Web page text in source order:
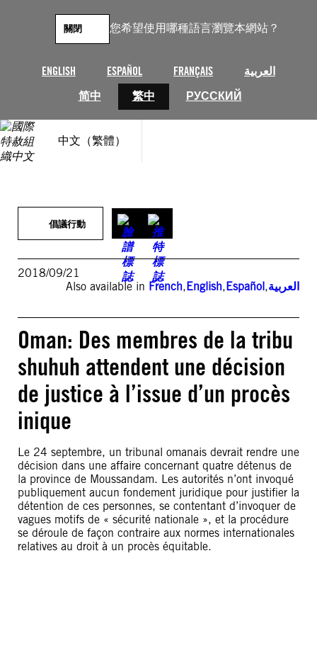
您希望使用哪種語言瀏覽本網站？
ENGLISH ESPAÑOL FRANÇAIS
العربية
简中
繁中 РУССКИЙ
關閉
中文（繁體）
倡議行動
2018/09/21
Also available in French,English,Español,العربية
Oman: Des membres de la tribu
shuhuh attendent une décision
de justice à l’issue d’un procès
inique
Le 24 septembre, un tribunal omanais devrait rendre une
décision dans une affaire concernant quatre détenus de
la province de Moussandam. Les autorités n’ont invoqué
publiquement aucun fondement juridique pour justifier la
détention de ces personnes, se contentant d’invoquer de
vagues motifs de « sécurité nationale », et la procédure
se déroule de façon contraire aux normes internationales
relatives au droit à un procès équitable.